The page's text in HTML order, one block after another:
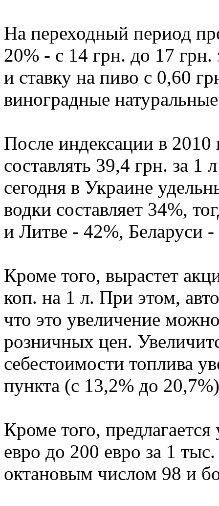
На переходный период
20% - с 14 грн. до 17 грн.
и ставку на пиво с 0,60
виноградные
После индексации в 2010
составлять 39,4 грн. за 1
сегодня в Украине
водки составляет 34%,
и Литве - 42%, Беларуси
Кроме того, вырастет
коп. на 1 л. При этом,
что это увеличение
розничных цен.
себестоимости топлива
пункта (с 13,2% до
Кроме того,
евро до 200 евро за 1
октановым числом 98 и